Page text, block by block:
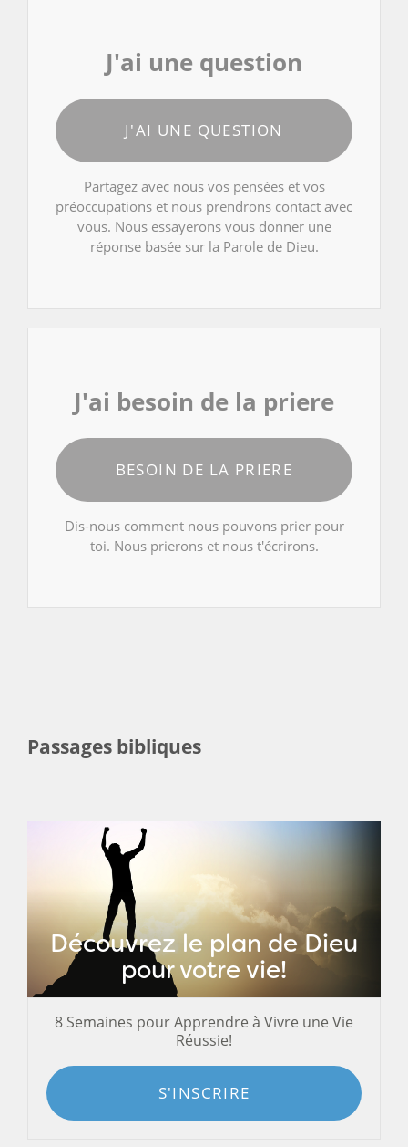
J'ai une question
J'AI UNE QUESTION
Partagez avec nous vos pensées et vos
préoccupations et nous prendrons contact avec
vous. Nous essayerons vous donner une
réponse basée sur la Parole de Dieu.
J'ai besoin de la priere
BESOIN DE LA PRIERE
Dis-nous comment nous pouvons prier pour
toi. Nous prierons et nous t'écrirons.
Passages bibliques
Découvrez le plan de Dieu
pour votre vie!
8 Semaines pour Apprendre à Vivre une Vie
Réussie!
S'INSCRIRE